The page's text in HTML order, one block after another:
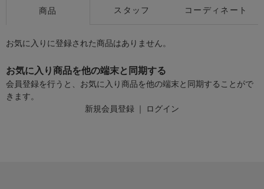
商品 スタッフ コーディネート
お気に入りに登録された商品はありません。
お気に入り商品を他の端末と同期する
会員登録を行うと、お気に入り商品を他の端末と同期することがで
きます。
新規会員登録 ｜ ログイン